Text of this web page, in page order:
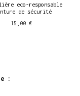
eco-responsable
de sécurité
15,00 €
: